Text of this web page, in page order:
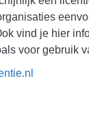
vind je hier
voor gebruik